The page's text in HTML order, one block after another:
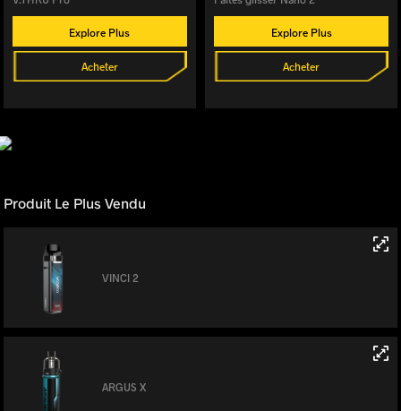
Explore Plus
Acheter
Explore Plus
Acheter
Produit Le Plus Vendu
VINCI 2
ARGUS X